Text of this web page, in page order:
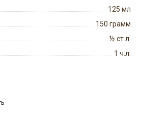
125 мл
150 грамм
½ ст.л.
1 ч.л.